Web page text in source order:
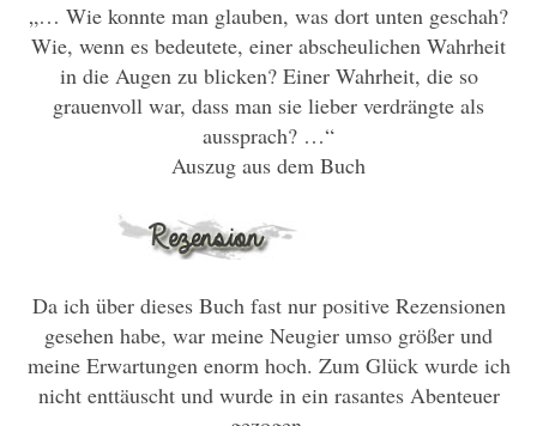
„… Wie konnte man glauben, was dort unten geschah?
Wie, wenn es bedeutete, einer abscheulichen Wahrheit
in die Augen zu blicken? Einer Wahrheit, die so
grauenvoll war, dass man sie lieber verdrängte als
aussprach? …“
Auszug aus dem Buch
Da ich über dieses Buch fast nur positive Rezensionen
gesehen habe, war meine Neugier umso größer und
meine Erwartungen enorm hoch. Zum Glück wurde ich
nicht enttäuscht und wurde in ein rasantes Abenteuer